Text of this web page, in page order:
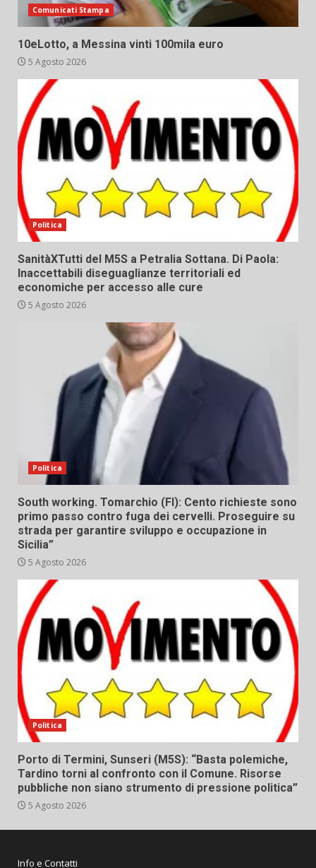
Comunicati Stampa
10eLotto, a Messina vinti 100mila euro
5 Agosto 2026
Politica
SanitàXTutti del M5S a Petralia Sottana. Di Paola:
Inaccettabili diseguaglianze territoriali ed
economiche per accesso alle cure
5 Agosto 2026
Politica
South working. Tomarchio (FI): Cento richieste sono
primo passo contro fuga dei cervelli. Proseguire su
strada per garantire sviluppo e occupazione in
Sicilia”
5 Agosto 2026
Politica
Porto di Termini, Sunseri (M5S): “Basta polemiche,
Tardino torni al confronto con il Comune. Risorse
pubbliche non siano strumento di pressione politica”
5 Agosto 2026
Info e Contatti